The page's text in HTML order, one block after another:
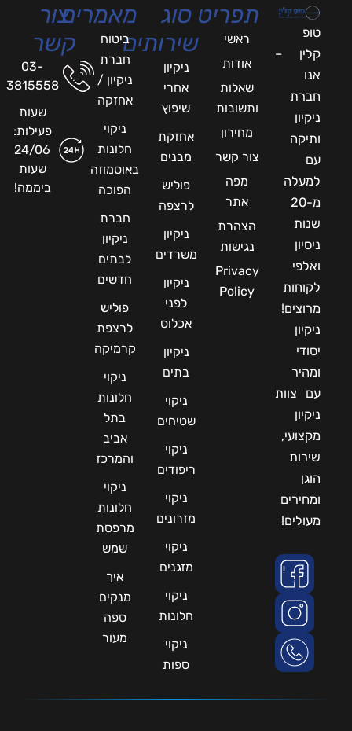
טופ
קלין –
אנו
חברת
ניקיון
ותיקה
עם
למעלה
מ-20
שנות
ניסיון
ואלפי
לקוחות
מרוצים!
ניקיון
יסודי
ומהיר
עם צוות
ניקיון
מקצועי,
שירות
הוגן
ומחירים
מעולים!
תפריט
ראשי
אודות
שאלות
ותשובות
מחירון
צור קשר
מפה
אתר
הצהרת
נגישות
Privacy
Policy
סוג
שירותים
ניקיון
אחרי
שיפוץ
אחזקת
מבנים
פוליש
לרצפה
ניקיון
משרדים
ניקיון
לפני
אכלוס
ניקיון
בתים
ניקוי
שטיחים
ניקוי
ריפודים
ניקוי
מזרונים
ניקוי
מזגנים
ניקוי
חלונות
ניקוי
ספות
מאמרים
ביטוח
חברת
ניקיון /
אחזקה
ניקוי
חלונות
באוסמוזה
הפוכה
חברת
ניקיון
לבתים
חדשים
פוליש
לרצפת
קרמיקה
ניקוי
חלונות
בתל
אביב
והמרכז
ניקוי
חלונות
מרפסת
שמש
איך
מנקים
ספה
מעור
צור
קשר
03-
3815558
שעות
פעילות:
24/06
שעות
ביממה!